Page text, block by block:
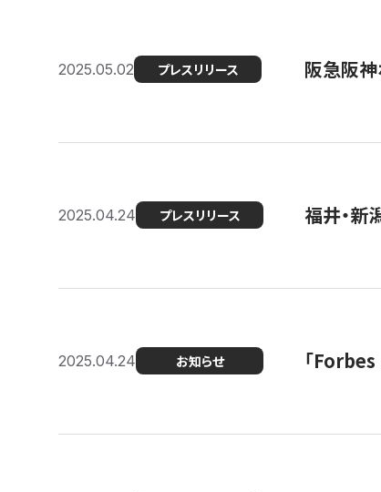
2025.05.02 プレスリリース 阪急阪神
2025.04.24 プレスリリース 福井・新
2025.04.24 お知らせ 「